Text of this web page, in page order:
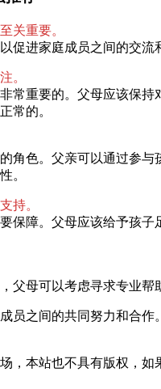
关重要。
促进家庭成员之间的交
。
常重要的。父母应该保
常的。
角色。父亲可以通过参
。
持。
保障。父母应该给予孩
父母可以考虑寻求专业
员之间的共同努力和合
，本站也不具有版权，如